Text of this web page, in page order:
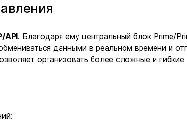
API. Благодаря ему центральный блок Prime/
данными в реальном времени и
организовать более сложные и гибкие